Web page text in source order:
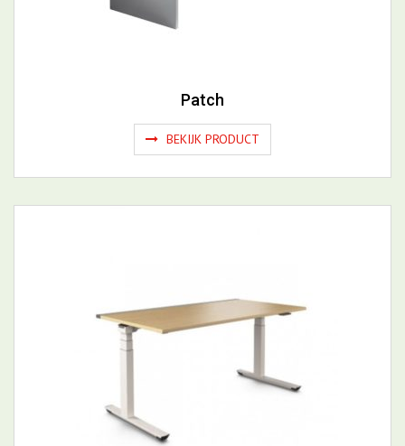
BEKIJK PRODUCT